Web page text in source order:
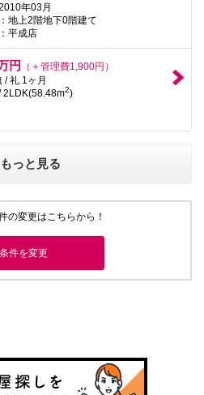
年03月
地上2階地下0階建て
平成店
円
（＋管理費1,900円）
/ 礼 1ヶ月
2LDK(58.48m2)
もっと見る
の変更はこちらから！
条件を変更